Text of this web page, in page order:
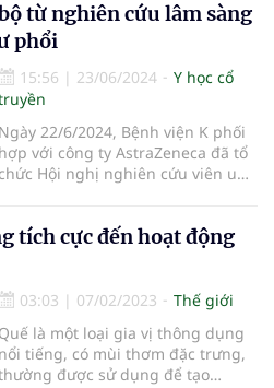
từ nghiên cứu lâm sàng
phổi
15:56 | 23/06/2024
Y học cổ
Ngày 22/6/2024, Bệnh viện K phối
hợp với công ty AstraZeneca đã tổ
chức Hội nghị nghiên cứu viên ung
tích cực đến hoạt động
03:03 | 07/02/2023
Thế giới
Quế là một loại gia vị thông dụng
nổi tiếng, có mùi thơm đặc trưng,
được sử dụng để tạo